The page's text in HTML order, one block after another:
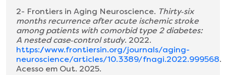
2- Frontiers in Aging Neuroscience. Thirty‑six
months recurrence after acute ischemic stroke
among patients with comorbid type 2 diabetes:
A nested case‑control study. 2022.
https://www.frontiersin.org/journals/aging-
neuroscience/articles/10.3389/fnagi.2022.999568.
Acesso em Out. 2025.